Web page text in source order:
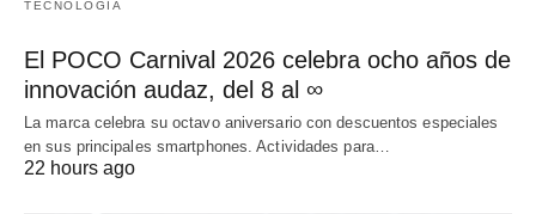
TECNOLOGÍA
El POCO Carnival 2026 celebra ocho años de
innovación audaz, del 8 al ∞
La marca celebra su octavo aniversario con descuentos especiales
en sus principales smartphones. Actividades para…
22 hours ago